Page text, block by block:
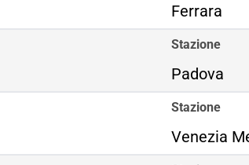
Ferrara
Stazione
Padova
Stazione
Venezia